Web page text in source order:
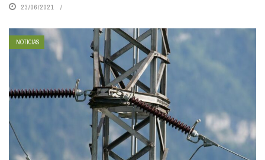
23/06/2021
NOTICIAS